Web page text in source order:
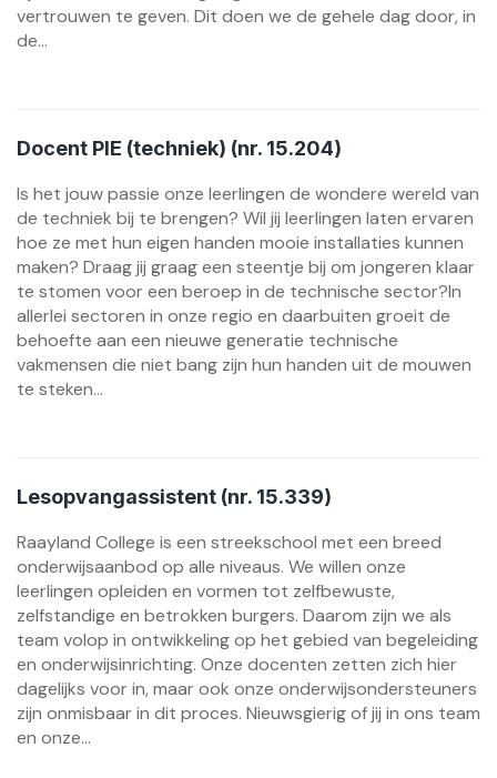
vertrouwen te geven. Dit doen we de gehele dag door, in
de...
Docent PIE (techniek) (nr. 15.204)
Is het jouw passie onze leerlingen de wondere wereld van
de techniek bij te brengen? Wil jij leerlingen laten ervaren
hoe ze met hun eigen handen mooie installaties kunnen
maken? Draag jij graag een steentje bij om jongeren klaar
te stomen voor een beroep in de technische sector?In
allerlei sectoren in onze regio en daarbuiten groeit de
behoefte aan een nieuwe generatie technische
vakmensen die niet bang zijn hun handen uit de mouwen
te steken...
Lesopvangassistent (nr. 15.339)
Raayland College is een streekschool met een breed
onderwijsaanbod op alle niveaus. We willen onze
leerlingen opleiden en vormen tot zelfbewuste,
zelfstandige en betrokken burgers. Daarom zijn we als
team volop in ontwikkeling op het gebied van begeleiding
en onderwijsinrichting. Onze docenten zetten zich hier
dagelijks voor in, maar ook onze onderwijsondersteuners
zijn onmisbaar in dit proces. Nieuwsgierig of jij in ons team
en onze...